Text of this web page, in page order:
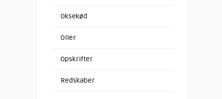
Oksekød
Olier
Opskrifter
Redskaber